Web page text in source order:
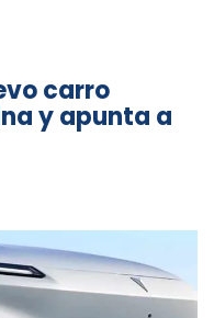
carro
y apunta a